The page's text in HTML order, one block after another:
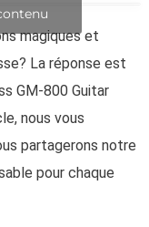
magiques et
La réponse est
GM-800 Guitar
nous vous
partagerons notre
pour chaque